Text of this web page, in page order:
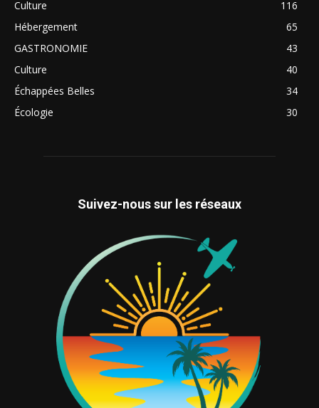
Culture
116
Hébergement
65
GASTRONOMIE
43
Culture
40
Échappées Belles
34
Écologie
30
Suivez-nous sur les réseaux